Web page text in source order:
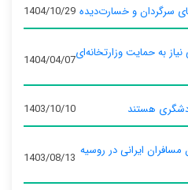
سرگردان و خسارت‌دیده 1404/10/29
به حمایت وزارتخانه‌ای1404/04/07
هستند 1403/10/10
ایرانی در روسیه 1403/08/13